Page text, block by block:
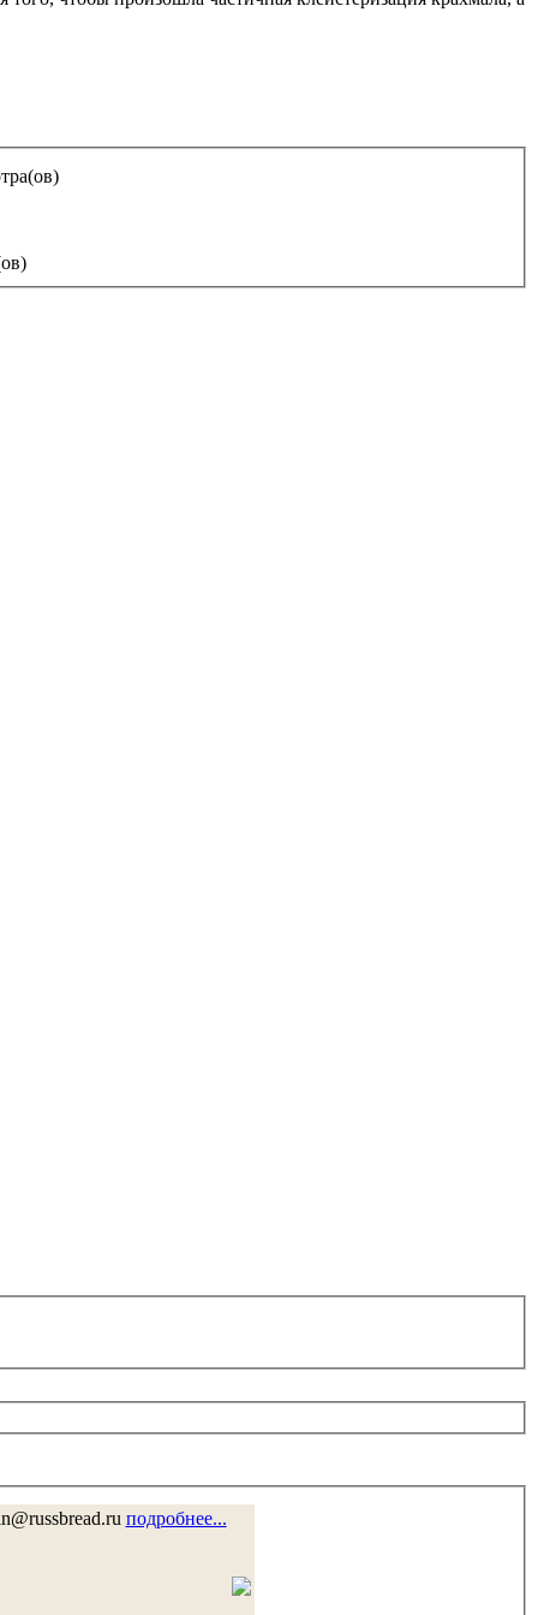
подробнее...